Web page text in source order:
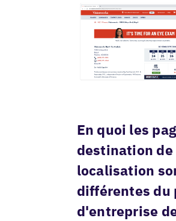
En quoi les
destination de
localisation
différentes du
d'entreprise